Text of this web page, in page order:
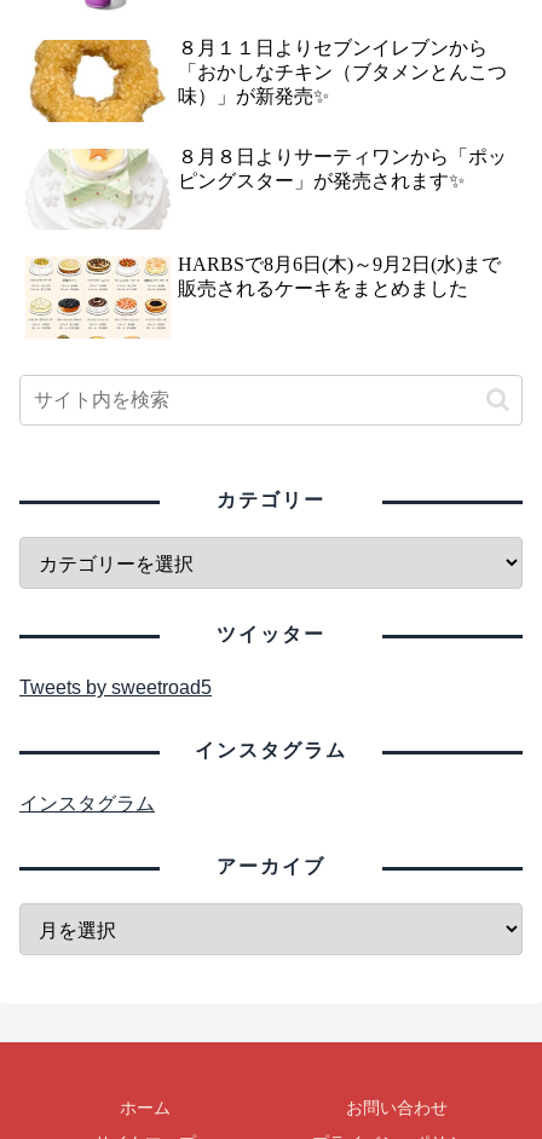
８月１１日よりセブンイレブンから
「おかしなチキン（ブタメンとんこつ
味）」が新発売✨
８月８日よりサーティワンから「ポッ
ピングスター」が発売されます✨
HARBSで8月6日(木)～9月2日(水)まで
販売されるケーキをまとめました
カテゴリー
ツイッター
Tweets by sweetroad5
インスタグラム
インスタグラム
アーカイブ
ホーム
お問い合わせ